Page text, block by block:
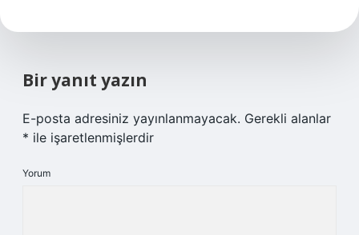
Bir yanıt yazın
E-posta adresiniz yayınlanmayacak. Gerekli alanlar
* ile işaretlenmişlerdir
Yorum